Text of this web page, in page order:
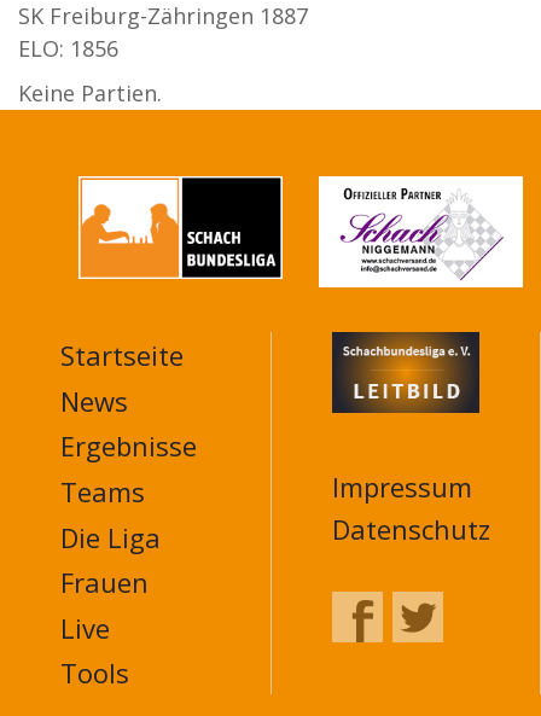
SK Freiburg-Zähringen 1887
ELO: 1856
Keine Partien.
MAIN
NAVIGATION
FOOTER
Startseite
News
Ergebnisse
Teams
Die Liga
Frauen
Live
Tools
Impressum
Datenschutz